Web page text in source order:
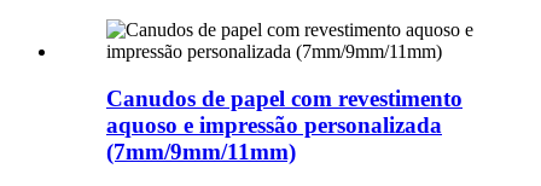
Canudos de papel com revestimento
aquoso e impressão personalizada
(7mm/9mm/11mm)